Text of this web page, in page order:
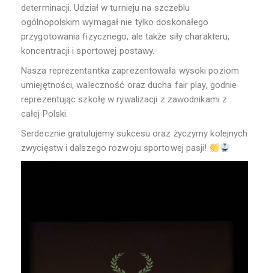
determinacji. Udział w turnieju na szczeblu
ogólnopolskim wymagał nie tylko doskonałego
przygotowania fizycznego, ale także siły charakteru,
koncentracji i sportowej postawy.
Nasza reprezentantka zaprezentowała wysoki poziom
umiejętności, waleczność oraz ducha fair play, godnie
reprezentując szkołę w rywalizacji z zawodnikami z
całej Polski.
Serdecznie gratulujemy sukcesu oraz życzymy kolejnych
zwycięstw i dalszego rozwoju sportowej pasji!